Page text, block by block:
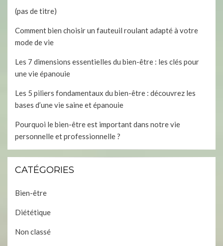
(pas de titre)
Comment bien choisir un fauteuil roulant adapté à votre
mode de vie
Les 7 dimensions essentielles du bien-être : les clés pour
une vie épanouie
Les 5 piliers fondamentaux du bien-être : découvrez les
bases d’une vie saine et épanouie
Pourquoi le bien-être est important dans notre vie
personnelle et professionnelle ?
CATÉGORIES
Bien-être
Diététique
Non classé